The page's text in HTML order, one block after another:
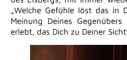
„Welche Gefühle löst das in
Meinung Deines
erlebt, das Dich zu Deiner